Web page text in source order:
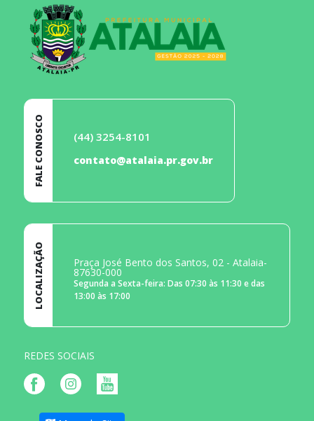
FALE CONOSCO (44) 3254-8101
contato@atalaia.pr.gov.br
LOCALIZAÇÃO Praça José Bento dos Santos, 02 - Atalaia-
87630-000
Segunda a Sexta-feira: Das 07:30 às 11:30 e das
13:00 às 17:00
REDES SOCIAIS